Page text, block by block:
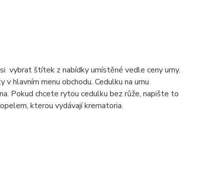
vybrat štítek z nabídky umístěné vedle ceny urny.
hlavním menu obchodu. Cedulku na urnu
Pokud chcete rytou cedulku bez růže, napište to
kterou vydávají krematoria.